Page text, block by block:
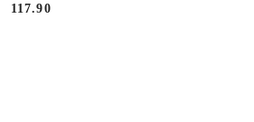
Cena:
117.90